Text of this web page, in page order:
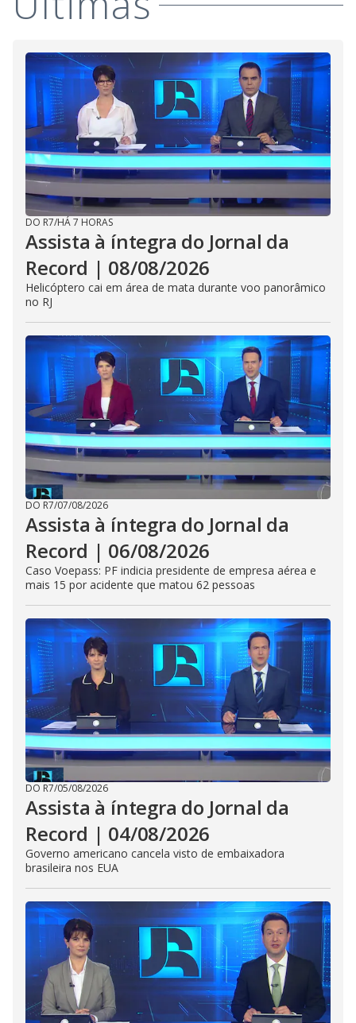
DO R7/HÁ 7 HORAS
Assista à íntegra do Jornal da
Record | 08/08/2026
Helicóptero cai em área de mata durante voo panorâmico
no RJ
DO R7/07/08/2026
Assista à íntegra do Jornal da
Record | 06/08/2026
Caso Voepass: PF indicia presidente de empresa aérea e
mais 15 por acidente que matou 62 pessoas
DO R7/05/08/2026
Assista à íntegra do Jornal da
Record | 04/08/2026
Governo americano cancela visto de embaixadora
brasileira nos EUA